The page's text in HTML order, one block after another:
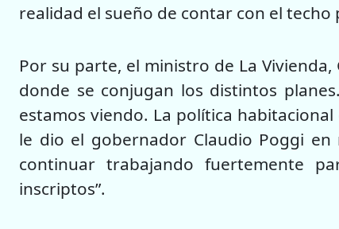
realidad el sueño de contar con el techo
Por su parte, el ministro de La
donde se conjugan los distintos
estamos viendo. La política
le dio el gobernador Claudio Poggi
continuar trabajando fuertemente
inscriptos”.